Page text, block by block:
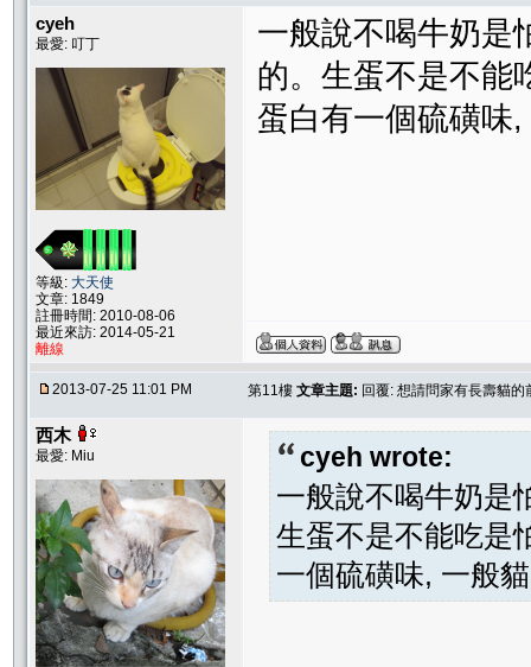
cyeh
最愛: 叮丁
等級: 大天使
文章: 1849
註冊時間: 2010-08-06
最近來訪: 2014-05-21
離線
一般說不喝牛奶是
的。生蛋不是不能
蛋白有一個硫磺味
2013-07-25 11:01 PM 第11樓 文章主題: 回覆: 想請問家有長壽貓
西木
最愛: Miu cyeh wrote:
一般說不喝牛奶是
生蛋不是不能吃是
一個硫磺味, 一般